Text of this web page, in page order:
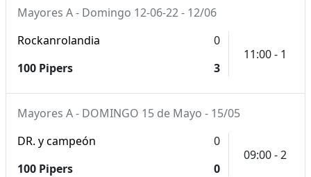
Mayores A - Domingo 12-06-22 - 12/06
Rockanrolandia
0
100 Pipers
3
11:00 - 1
Mayores A - DOMINGO 15 de Mayo - 15/05
DR. y campeón
0
100 Pipers
0
09:00 - 2